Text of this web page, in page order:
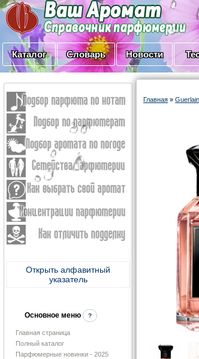
Каталог Словарь Новости
Открыть алфавитный
указатель
Основное меню ?
Главная страница
Полный каталог
Парфюмерные новинки - 2025
Главная » Guerlain